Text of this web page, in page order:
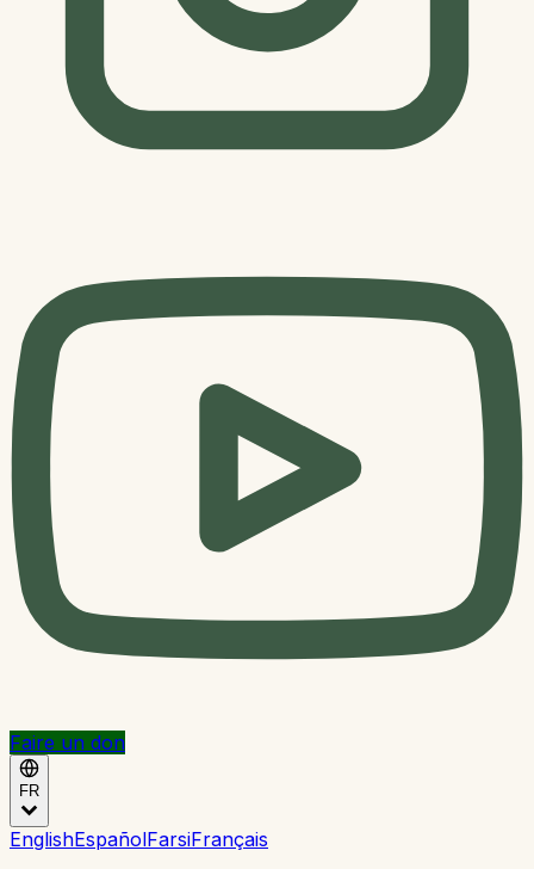
Faire un don
FR
EnglishEspañolFarsiFrançais